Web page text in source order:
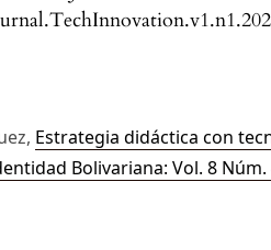
Estrategia didáctica con
Bolivariana: Vol. 8